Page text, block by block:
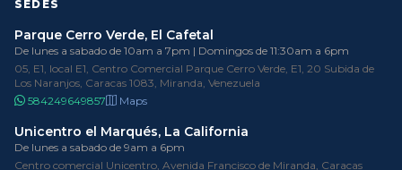
SEDES
Parque Cerro Verde, El Cafetal
De lunes a sabado de 10am a 7pm | Domingos de 11:30am a 6pm
05, E1, local E1, Centro Comercial Parque Cerro Verde, E1, 20 Subida de
Los Naranjos, Caracas 1083, Miranda, Venezuela
584249649857
Maps
Unicentro el Marqués, La California
De lunes a sabado de 9am a 6pm
Centro comercial Unicentro, Avenida Francisco de Miranda, Caracas